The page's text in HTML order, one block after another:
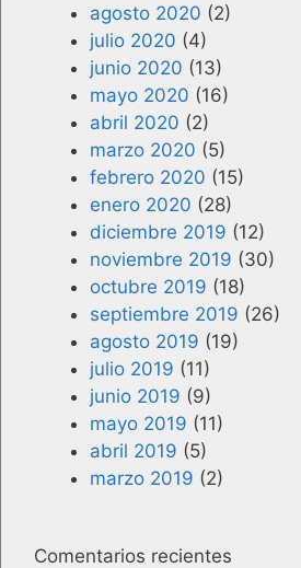
agosto 2020 (2)
julio 2020 (4)
junio 2020 (13)
mayo 2020 (16)
abril 2020 (2)
marzo 2020 (5)
febrero 2020 (15)
enero 2020 (28)
diciembre 2019 (12)
noviembre 2019 (30)
octubre 2019 (18)
septiembre 2019 (26)
agosto 2019 (19)
julio 2019 (11)
junio 2019 (9)
mayo 2019 (11)
abril 2019 (5)
marzo 2019 (2)
Comentarios recientes